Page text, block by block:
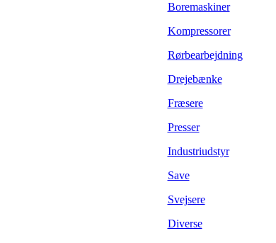
Boremaskiner
Kompressorer
Rørbearbejdning
Drejebænke
Fræsere
Presser
Industriudstyr
Save
Svejsere
Diverse